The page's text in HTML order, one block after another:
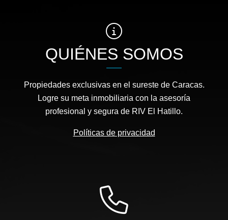
QUIÉNES SOMOS
Propiedades exclusivas en el sureste de Caracas.
Logre su meta inmobiliaria con la asesoría
profesional y segura de RIV El Hatillo.
Políticas de privacidad